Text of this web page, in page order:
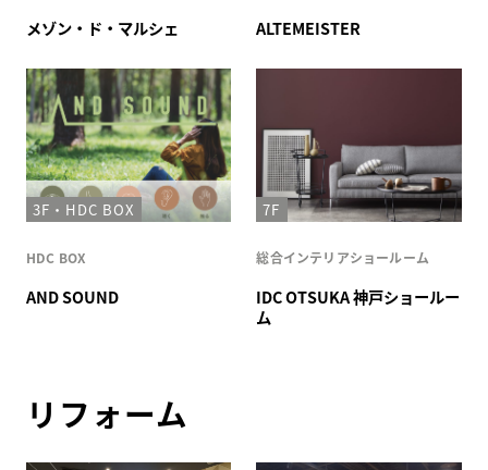
メゾン・ド・マルシェ ALTEMEISTER
HDC BOX
AND SOUND
3F・HDC BOX
総合インテリアショールーム
IDC OTSUKA 神戸ショールー
ム
7F
リフォーム